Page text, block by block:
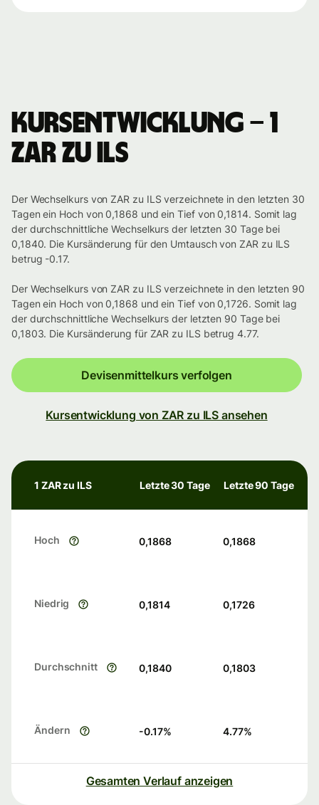
Kursentwicklung – 1
ZAR zu ILS
Der Wechselkurs von ZAR zu ILS verzeichnete in den letzten 30
Tagen ein Hoch von 0,1868 und ein Tief von 0,1814. Somit lag
der durchschnittliche Wechselkurs der letzten 30 Tage bei
0,1840. Die Kursänderung für den Umtausch von ZAR zu ILS
betrug -0.17.
Der Wechselkurs von ZAR zu ILS verzeichnete in den letzten 90
Tagen ein Hoch von 0,1868 und ein Tief von 0,1726. Somit lag
der durchschnittliche Wechselkurs der letzten 90 Tage bei
0,1803. Die Kursänderung für ZAR zu ILS betrug 4.77.
Devisenmittelkurs verfolgen
Kursentwicklung von ZAR zu ILS ansehen
1 ZAR zu ILS Letzte 30 Tage Letzte 90 Tage
Hoch 0,1868 0,1868
Niedrig 0,1814 0,1726
Durchschnitt 0,1840 0,1803
Ändern -0.17% 4.77%
Gesamten Verlauf anzeigen